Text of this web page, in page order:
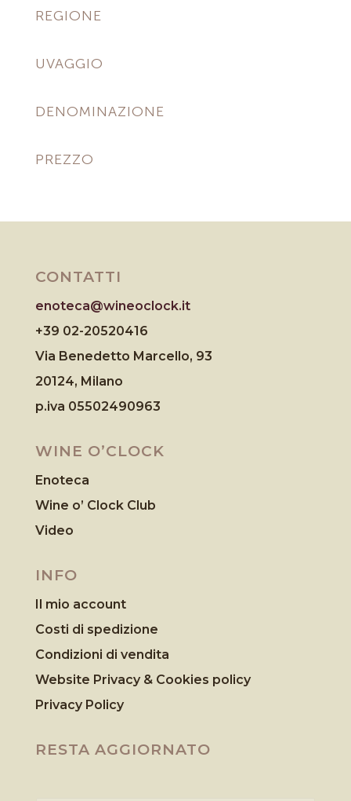
REGIONE
UVAGGIO
DENOMINAZIONE
PREZZO
CONTATTI
enoteca@wineoclock.it
+39 02-20520416
Via Benedetto Marcello, 93
20124, Milano
p.iva 05502490963
WINE O’CLOCK
Enoteca
Wine o’ Clock Club
Video
INFO
Il mio account
Costi di spedizione
Condizioni di vendita
Website Privacy & Cookies policy
Privacy Policy
RESTA AGGIORNATO